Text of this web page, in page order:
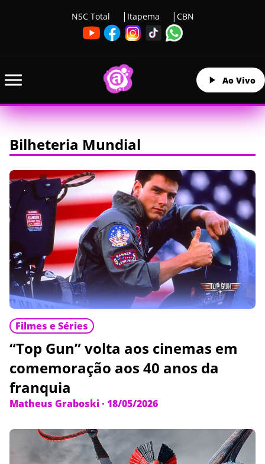
NSC Total Itapema CBN
Ao Vivo
Bilheteria Mundial
Filmes e Séries
“Top Gun” volta aos cinemas em
comemoração aos 40 anos da
franquia
Matheus Graboski· 18/05/2026